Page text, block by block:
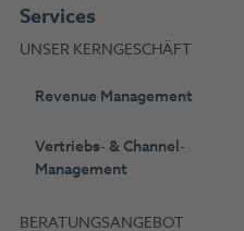
Services
UNSER KERNGESCHÄFT
Revenue Management
Vertriebs- & Channel-
Management
BERATUNGSANGEBOT